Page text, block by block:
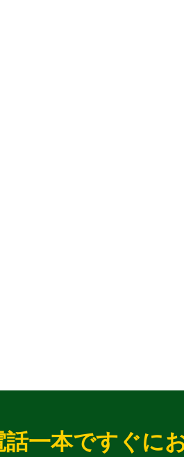
一本ですぐに